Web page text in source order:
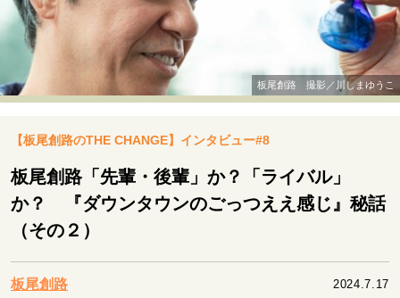
SPECIAL 注目の記事テーマで探す
運命を変えた出会い 決断の裏側
表現者の葛藤
人生が動いた日 10代の挫折と原点
セカンドキャリアの描き方
板尾創路 撮影／川しまゆうこ
【板尾創路のTHE CHANGE】インタビュー#8
板尾創路「先輩・後輩」か？「ライバル」
か？ 『ダウンタウンのごっつええ感じ』秘話
（その２）
板尾創路 2024.7.17